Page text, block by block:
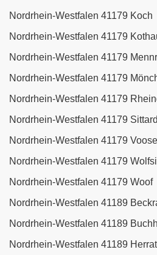
Nordrhein-Westfalen 41179 Koch
Nordrhein-Westfalen 41179
Nordrhein-Westfalen 41179
Nordrhein-Westfalen 41179
Nordrhein-Westfalen 41179
Nordrhein-Westfalen 41179 Sittard
Nordrhein-Westfalen 41179
Nordrhein-Westfalen 41179
Nordrhein-Westfalen 41179 Woof
Nordrhein-Westfalen 41189
Nordrhein-Westfalen 41189
Nordrhein-Westfalen 41189